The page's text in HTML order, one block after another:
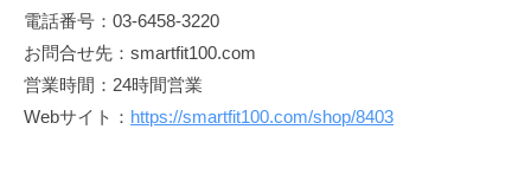
電話番号：03-6458-3220
お問合せ先：smartfit100.com
営業時間：24時間営業
Webサイト： https://smartfit100.com/shop/8403